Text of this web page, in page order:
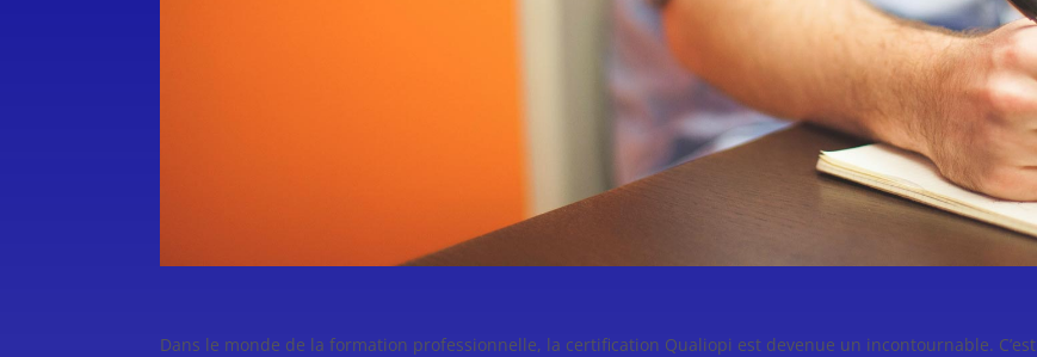
Dans le monde de la formation professionnelle, la certification Qualiopi est devenue un incontournable. C’est